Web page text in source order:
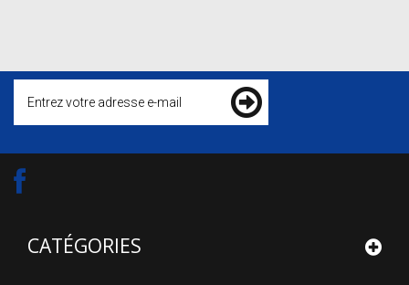
CATÉGORIES